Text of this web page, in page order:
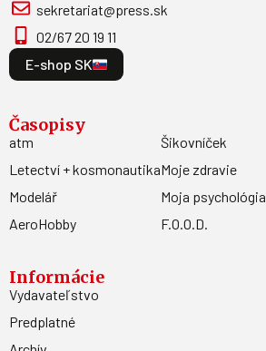
sekretariat@press.sk
02/67 20 19 11
E-shop SK
Časopisy
atm
Letectví + kosmonautika
Modelář
AeroHobby
Šikovníček
Moje zdravie
Moja psychológia
F.O.O.D.
Informácie
Vydavateľstvo
Predplatné